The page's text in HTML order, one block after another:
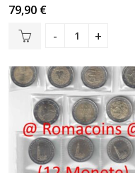
Valorado
con5.00
de 5
79,90 €